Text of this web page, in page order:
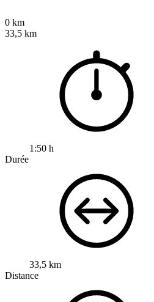
0 km
33,5 km
1:50 h
Durée
33,5 km
Distance